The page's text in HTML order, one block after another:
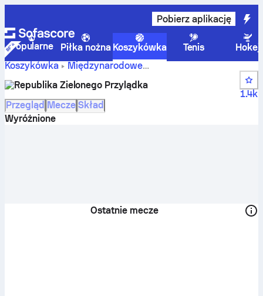
Pobierz aplikację
Popularne Piłka nożna Koszykówka Tenis
Hokej
Koszykówka
Międzynarodowe
FIBA World Cup Qualification, Africa
terminarz i zawodnicy drużyny Republika Zielonego
Przylądka
Republika Zielonego Przylądka
1.4k
Przegląd Mecze Skład
Wyróżnione
Ostatnie mecze